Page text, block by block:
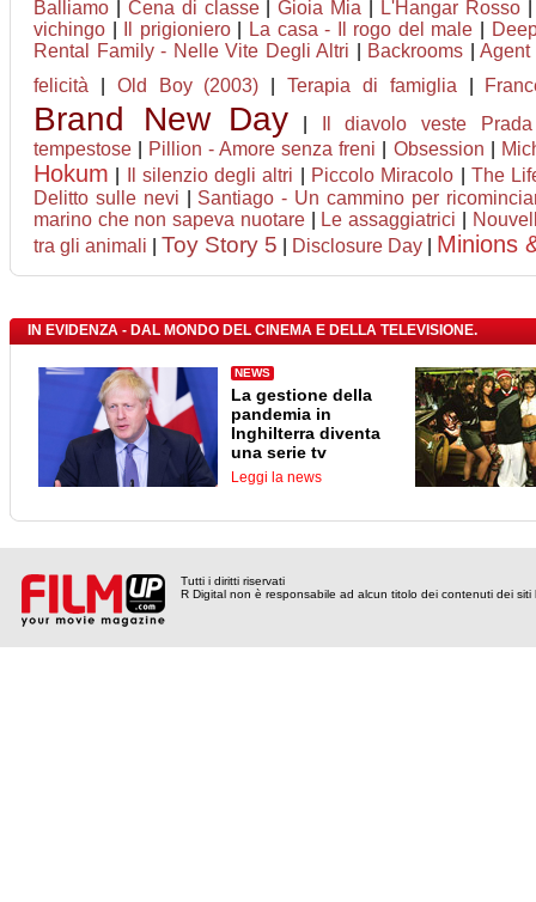
Balliamo
Cena di classe|Gioia Mia L'Hangar Rosso
vichingo
Il prigioniero| La casa - Il rogo del male
Rental Family - Nelle Vite Degli Altri
Backrooms |
felicità
Old Boy (2003) |Terapia di famiglia
Brand New Day
Il diavolo veste
tempestose
Pillion - Amore senza freni Obsession
Hokum Il silenzio degli altri Piccolo Miracolo
The
Delitto sulle nevi
Santiago - Un cammino per
marino che non sapeva nuotare| Le assaggiatrici
tra gli animali
Toy Story 5 Disclosure Day Minions
IN EVIDENZA - DAL MONDO DEL CINEMA E DELLA TELEVISIONE.
NEWS
La gestione della
pandemia in
Inghilterra diventa
una serie tv
Leggi la news
Tutti i diritti riservati
R Digital non è responsabile ad alcun titolo dei contenuti dei siti